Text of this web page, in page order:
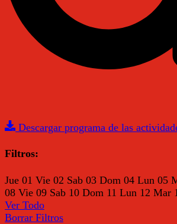
Descargar programa de las
Filtros:
Jue 01 Vie 02 Sab 03 Dom 04 Lun 05
08 Vie 09 Sab 10 Dom 11 Lun 12 Mar
Ver Todo
Borrar Filtros